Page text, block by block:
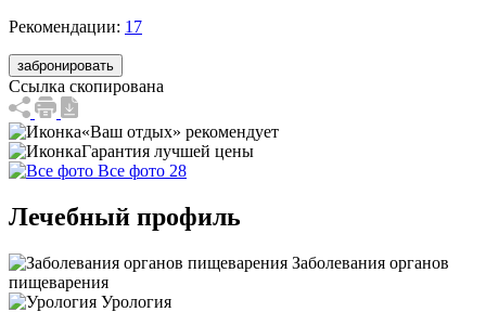
Рекомендации: 17
забронировать
Ссылка скопирована
«Ваш отдых» рекомендует
Гарантия лучшей цены
Все фото 28
Лечебный профиль
Заболевания органов
пищеварения
Урология